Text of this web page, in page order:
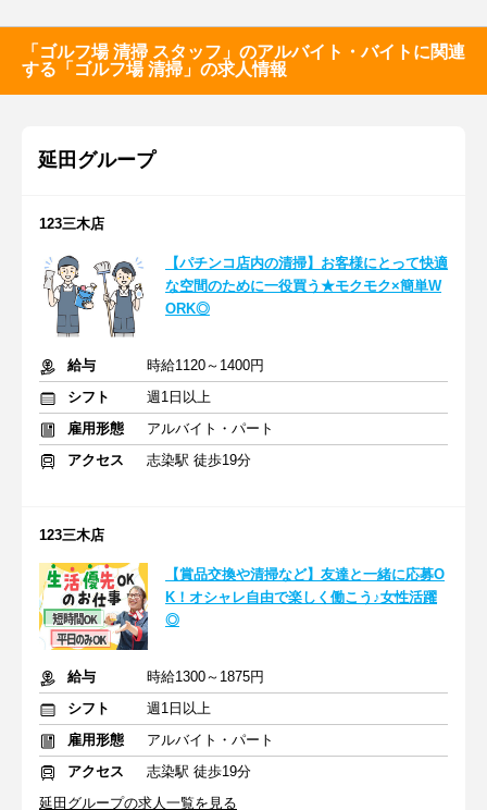
「ゴルフ場 清掃 スタッフ」のアルバイト・バイトに関連
する「ゴルフ場 清掃」の求人情報
延田グループ
123三木店
【パチンコ店内の清掃】お客様にとって快適
な空間のために一役買う★モクモク×簡単W
ORK◎
給与
時給1120～1400円
シフト
週1日以上
雇用形態
アルバイト・パート
アクセス
志染駅 徒歩19分
123三木店
【賞品交換や清掃など】友達と一緒に応募O
K！オシャレ自由で楽しく働こう♪女性活躍
◎
給与
時給1300～1875円
シフト
週1日以上
雇用形態
アルバイト・パート
アクセス
志染駅 徒歩19分
延田グループの求人一覧を見る